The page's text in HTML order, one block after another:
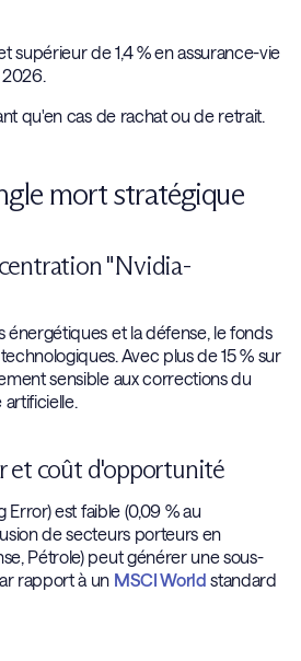
supérieur de 1,4 % en assurance-vie
qu'en cas de rachat ou de retrait.
mort stratégique
"Nvidia-
énergétiques et la défense, le fonds
Avec plus de 15 % sur
sensible aux corrections du
et coût d'opportunité
Error) est faible (0,09 % au
de secteurs porteurs en
Pétrole) peut générer une sous-
rapport à un MSCI World standard